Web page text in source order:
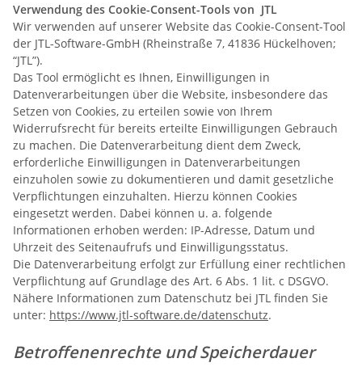
Verwendung des Cookie-Consent-Tools von JTL
Wir verwenden auf unserer Website das Cookie-Consent-Tool
der JTL-Software-GmbH (Rheinstraße 7, 41836 Hückelhoven;
“JTL”).
Das Tool ermöglicht es Ihnen, Einwilligungen in
Datenverarbeitungen über die Website, insbesondere das
Setzen von Cookies, zu erteilen sowie von Ihrem
Widerrufsrecht für bereits erteilte Einwilligungen Gebrauch
zu machen. Die Datenverarbeitung dient dem Zweck,
erforderliche Einwilligungen in Datenverarbeitungen
einzuholen sowie zu dokumentieren und damit gesetzliche
Verpflichtungen einzuhalten. Hierzu können Cookies
eingesetzt werden. Dabei können u. a. folgende
Informationen erhoben werden: IP-Adresse, Datum und
Uhrzeit des Seitenaufrufs und Einwilligungsstatus.
Die Datenverarbeitung erfolgt zur Erfüllung einer rechtlichen
Verpflichtung auf Grundlage des Art. 6 Abs. 1 lit. c DSGVO.
Nähere Informationen zum Datenschutz bei JTL finden Sie
unter: https://www.jtl-software.de/datenschutz.
Betroffenenrechte und Speicherdauer